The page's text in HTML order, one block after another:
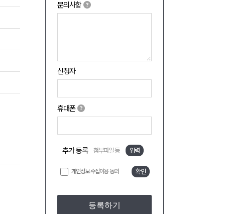
문의사항
신청자
휴대폰
추가 등록 첨부파일 등 입력
개인정보 수집이용 동의 확인
등록하기